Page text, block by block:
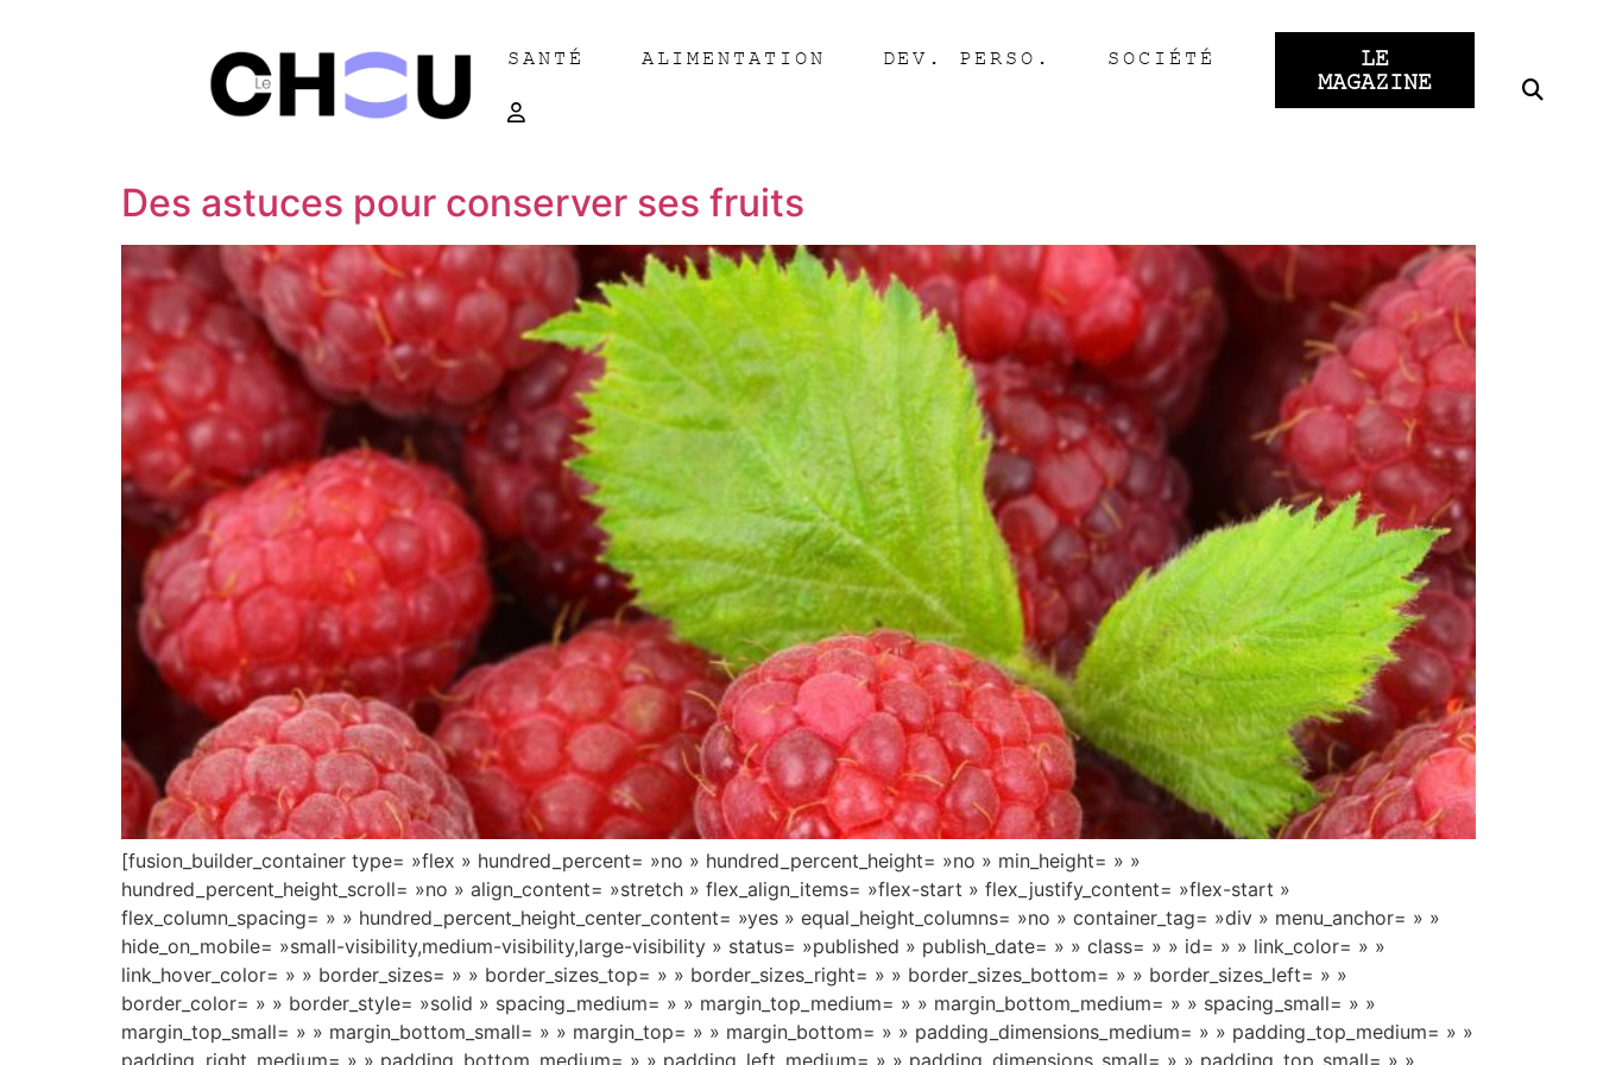
SANTÉ ALIMENTATION DEV. PERSO. SOCIÉTÉ
LE
MAGAZINE
Des astuces pour conserver ses fruits
[fusion_builder_container type= »flex » hundred_percent= »no » hundred_percent_height= »no » min_height= » »
hundred_percent_height_scroll= »no » align_content= »stretch » flex_align_items= »flex-start » flex_justify_content= »flex-start »
flex_column_spacing= » » hundred_percent_height_center_content= »yes » equal_height_columns= »no » container_tag= »div » menu_anchor= » »
hide_on_mobile= »small-visibility,medium-visibility,large-visibility » status= »published » publish_date= » » class= » » id= » » link_color= » »
link_hover_color= » » border_sizes= » » border_sizes_top= » » border_sizes_right= » » border_sizes_bottom= » » border_sizes_left= » »
border_color= » » border_style= »solid » spacing_medium= » » margin_top_medium= » » margin_bottom_medium= » » spacing_small= » »
margin_top_small= » » margin_bottom_small= » » margin_top= » » margin_bottom= » » padding_dimensions_medium= » » padding_top_medium= » »
padding_right_medium= » » padding_bottom_medium= » » padding_left_medium= » » padding_dimensions_small= » » padding_top_small= » »